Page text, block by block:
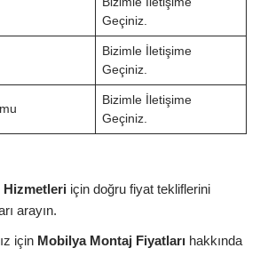
Geçiniz.
Bizimle İletişime
Geçiniz.
Bizimle İletişime
Geçiniz.
için doğru fiyat tekliflerini
arayın.
için Mobilya Montaj Fiyatları hakkında